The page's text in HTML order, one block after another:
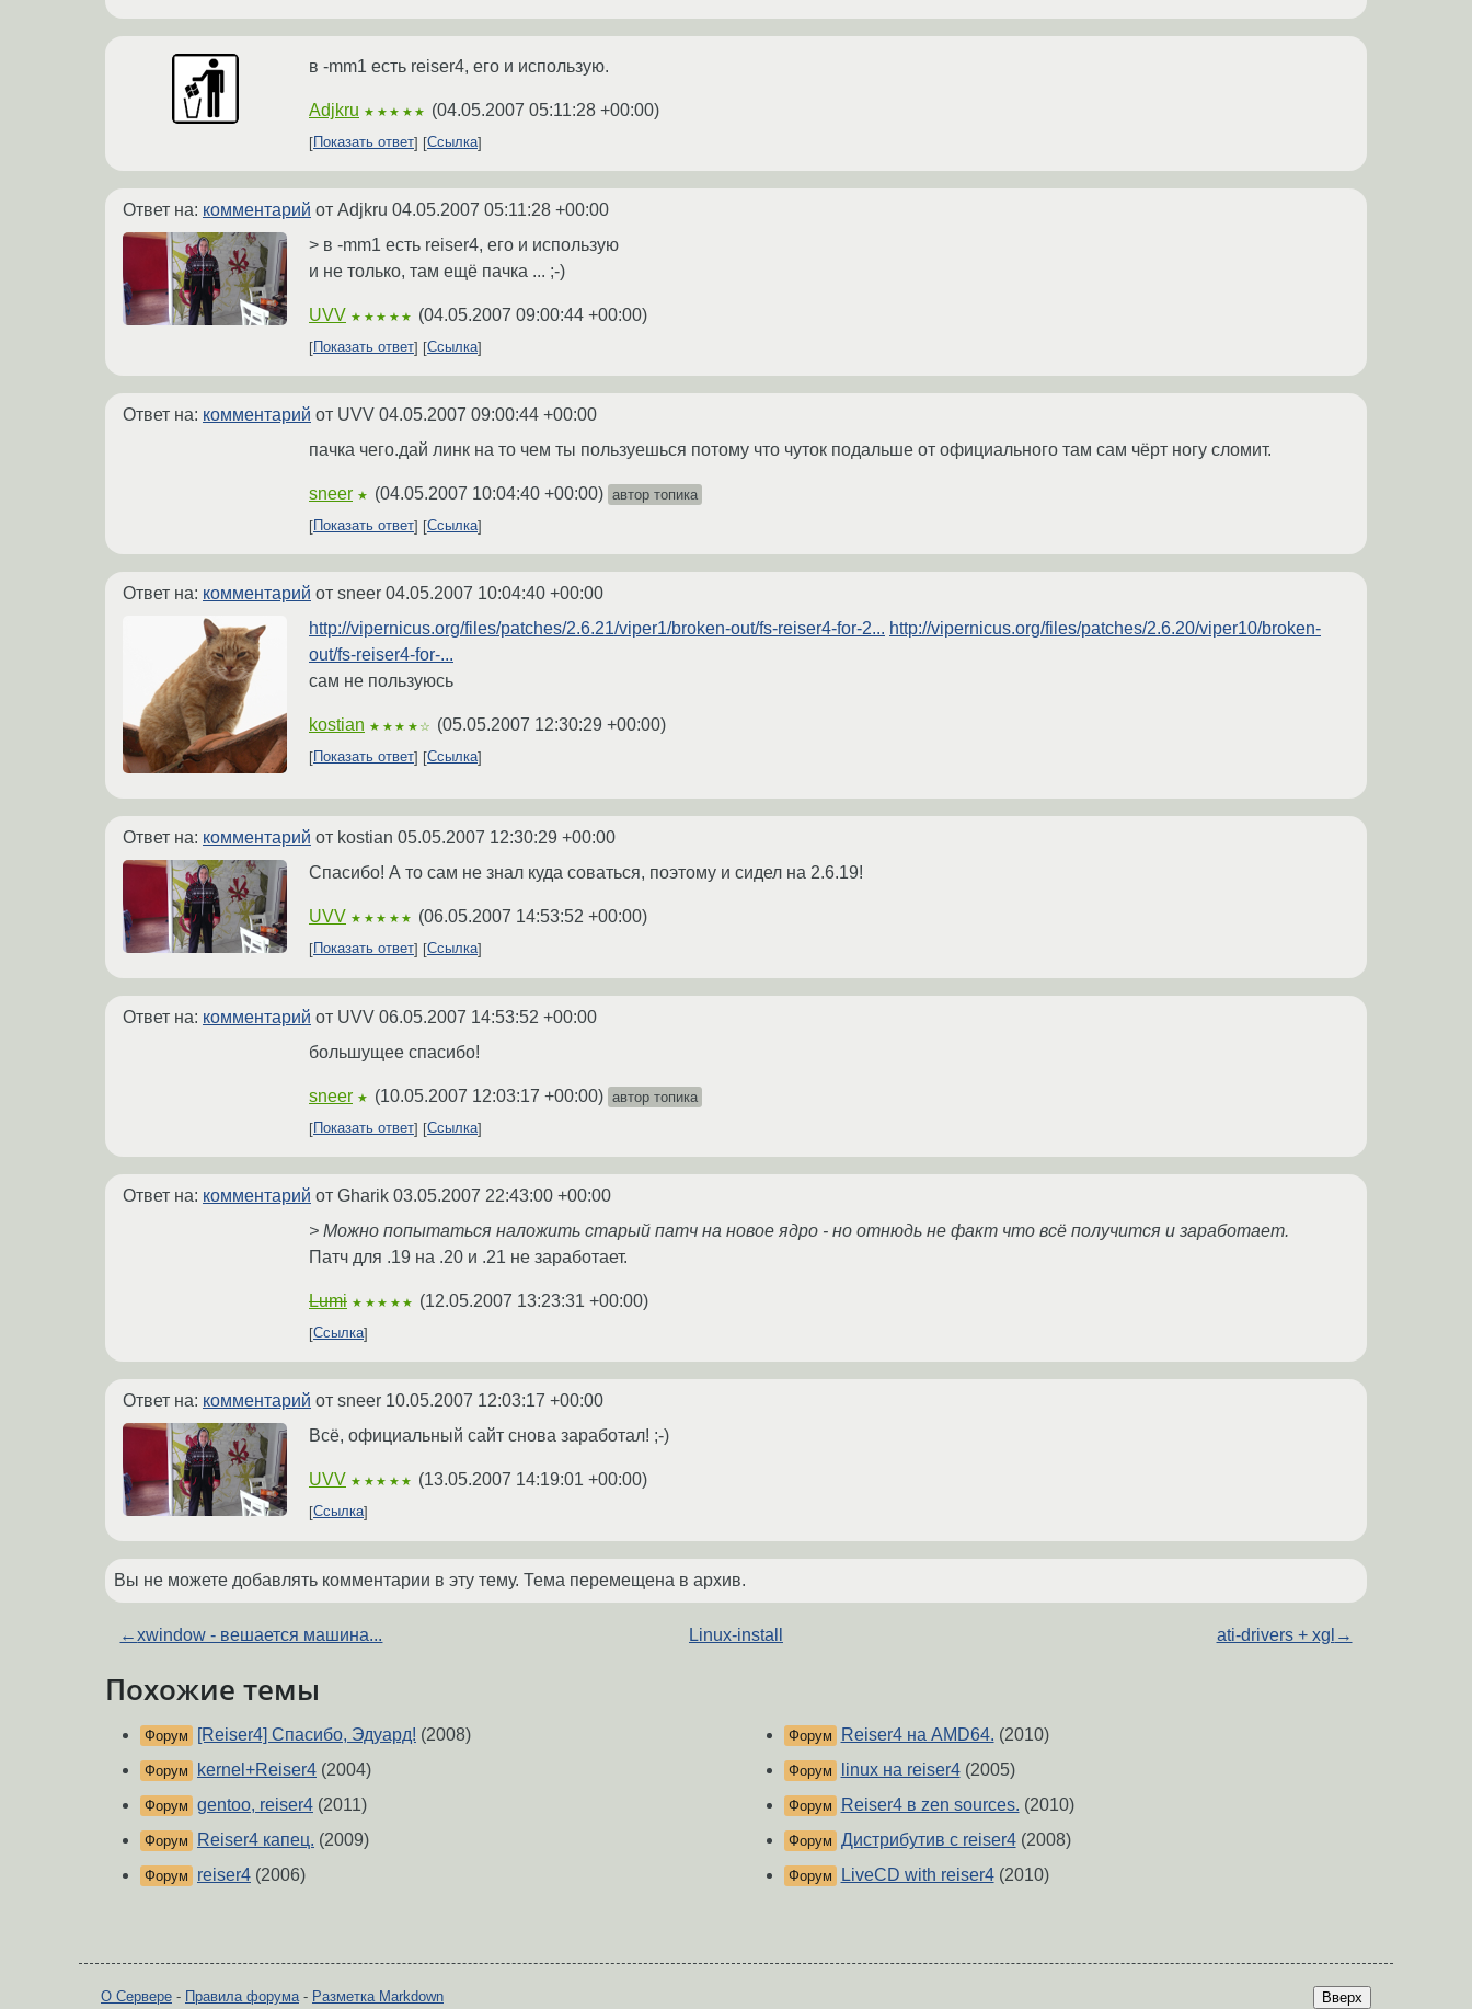
в -mm1 есть reiser4, его и использую.
Adjkru ★★★★★ (04.05.2007 05:11:28 +00:00)
Показать ответ Ссылка
Ответ на: комментарий от Adjkru 04.05.2007 05:11:28 +00:00
> в -mm1 есть reiser4, его и использую
и не только, там ещё пачка ... ;-)
UVV ★★★★★ (04.05.2007 09:00:44 +00:00)
Показать ответ Ссылка
Ответ на: комментарий от UVV 04.05.2007 09:00:44 +00:00
пачка чего.дай линк на то чем ты пользуешься потому что чуток подальше от официального там сам чёрт ногу сломит.
sneer ★ (04.05.2007 10:04:40 +00:00) автор топика
Показать ответ
Ссылка
Ответ на: комментарий от sneer 04.05.2007 10:04:40 +00:00
http://vipernicus.org/files/patches/2.6.21/viper1/broken-out/fs-reiser4-for-2... http://vipernicus.org/files/patches/2.6.20/viper10/broken-
out/fs-reiser4-for-...
сам не пользуюсь
kostian ★★★★☆ (05.05.2007 12:30:29 +00:00)
Показать ответ Ссылка
Ответ на: комментарий от kostian 05.05.2007 12:30:29 +00:00
Спасибо! А то сам не знал куда соваться, поэтому и сидел на 2.6.19!
UVV ★★★★★ (06.05.2007 14:53:52 +00:00)
Показать ответ Ссылка
Ответ на: комментарий от UVV 06.05.2007 14:53:52 +00:00
большущее спасибо!
sneer ★ (10.05.2007 12:03:17 +00:00) автор топика
Показать ответ
Ссылка
Ответ на: комментарий от Gharik 03.05.2007 22:43:00 +00:00
> Можно попытаться наложить старый патч на новое ядро - но отнюдь не факт что всё получится и заработает.
Патч для .19 на .20 и .21 не заработает.
Lumi ★★★★★ (12.05.2007 13:23:31 +00:00)
Ссылка
Ответ на: комментарий от sneer 10.05.2007 12:03:17 +00:00
Всё, официальный сайт снова заработал! ;-)
UVV ★★★★★ (13.05.2007 14:19:01 +00:00)
Ссылка
Вы не можете добавлять комментарии в эту тему. Тема перемещена в архив.
←xwindow - вешается машина... Linux-install ati-drivers + xgl →
Похожие темы
Форум [Reiser4] Спасибо, Эдуард! (2008)
Форум kernel+Reiser4 (2004)
Форум gentoo, reiser4 (2011)
Форум Reiser4 капец. (2009)
Форум reiser4 (2006)
Форум Reiser4 на AMD64. (2010)
Форум linux на reiser4(2005)
Форум Reiser4 в zen sources. (2010)
Форум Дистрибутив с reiser4(2008)
Форум LiveCD with reiser4(2010)
Вверх
О Сервере - Правила форума- Разметка Markdown